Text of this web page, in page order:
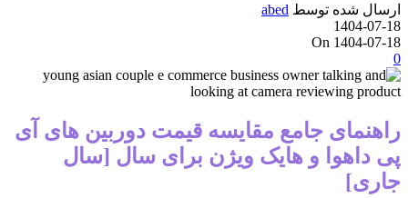
ارسال شده توسط abed
1404-07-18
On 1404-07-18
0
راهنمای جامع مقایسه قیمت دوربین های آی
پی داهوا و هایک ویژن برای سال [سال
جاری]